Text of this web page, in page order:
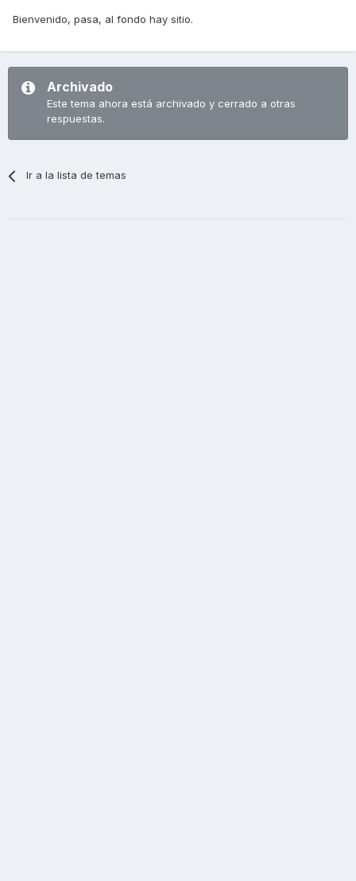
Bienvenido, pasa, al fondo hay sitio.
Archivado
Este tema ahora está archivado y cerrado a otras
respuestas.
Ir a la lista de temas